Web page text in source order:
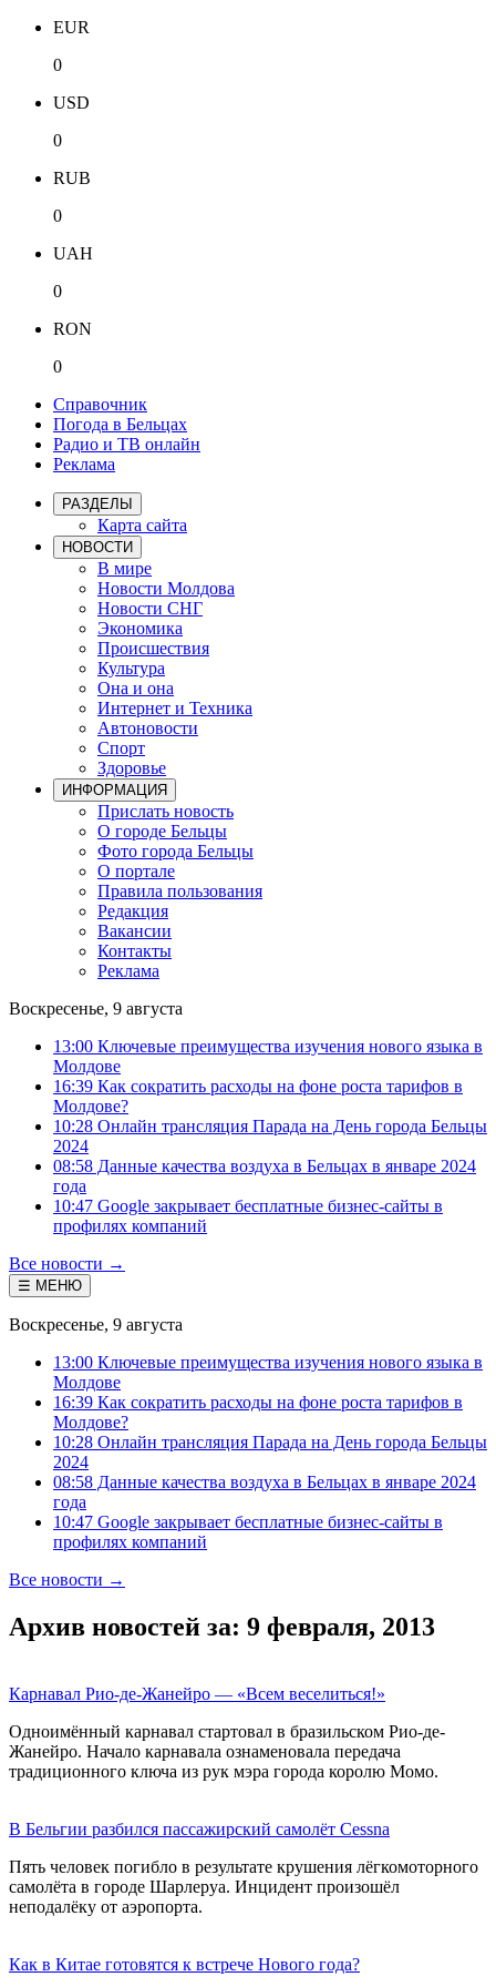
EUR
0
USD
0
RUB
0
UAH
0
RON
0
Справочник
Погода в Бельцах
Радио и ТВ онлайн
Реклама
РАЗДЕЛЫ
Карта сайта
НОВОСТИ
В мире
Новости Молдова
Новости СНГ
Экономика
Происшествия
Культура
Она и она
Интернет и Техника
Автоновости
Спорт
Здоровье
ИНФОРМАЦИЯ
Прислать новость
О городе Бельцы
Фото города Бельцы
О портале
Правила пользования
Редакция
Вакансии
Контакты
Реклама
Воскресенье, 9 августа
13:00 Ключевые преимущества изучения нового языка в
Молдове
16:39 Как сократить расходы на фоне роста тарифов в
Молдове?
10:28 Онлайн трансляция Парада на День города Бельцы
2024
08:58 Данные качества воздуха в Бельцах в январе 2024
года
10:47 Google закрывает бесплатные бизнес-сайты в
профилях компаний
Все новости →
☰ МЕНЮ
Воскресенье, 9 августа
13:00 Ключевые преимущества изучения нового языка в
Молдове
16:39 Как сократить расходы на фоне роста тарифов в
Молдове?
10:28 Онлайн трансляция Парада на День города Бельцы
2024
08:58 Данные качества воздуха в Бельцах в январе 2024
года
10:47 Google закрывает бесплатные бизнес-сайты в
профилях компаний
Все новости →
Архив новостей за: 9 февраля, 2013
Карнавал Рио-де-Жанейро — «Всем веселиться!»
Одноимённый карнавал стартовал в бразильском Рио-де-
Жанейро. Начало карнавала ознаменовала передача
традиционного ключа из рук мэра города королю Момо.
В Бельгии разбился пассажирский самолёт Cessna
Пять человек погибло в результате крушения лёгкомоторного
самолёта в городе Шарлеруа. Инцидент произошёл
неподалёку от аэропорта.
Как в Китае готовятся к встрече Нового года?